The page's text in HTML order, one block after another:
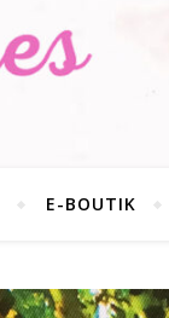
E-BOUTIK